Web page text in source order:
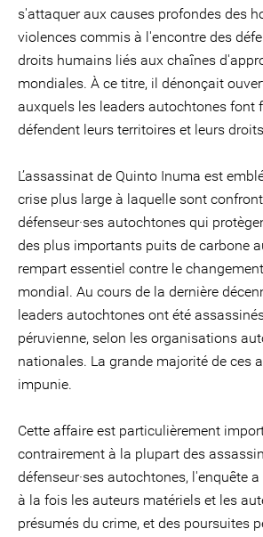
s'attaquer aux causes profondes des
violences commis à l'encontre des
droits humains liés aux chaînes
mondiales. À ce titre, il dénonçait
auxquels les leaders autochtones font
défendent leurs territoires et leurs
L’assassinat de Quinto Inuma est
crise plus large à laquelle sont
défenseur·ses autochtones qui
des plus importants puits de carbone
rempart essentiel contre le
mondial. Au cours de la dernière
leaders autochtones ont été
péruvienne, selon les organisations
nationales. La grande majorité de ces
impunie.
Cette affaire est particulièrement
contrairement à la plupart des
défenseur·ses autochtones, l'enquête
à la fois les auteurs matériels et les
présumés du crime, et des poursuites